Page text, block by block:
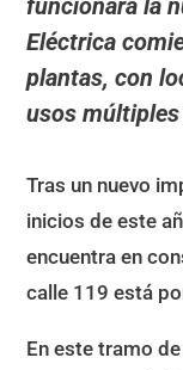
Eléctrica
plantas, con
usos
Tras un nuevo
inicios de este
encuentra en
calle 119 está
En este tramo